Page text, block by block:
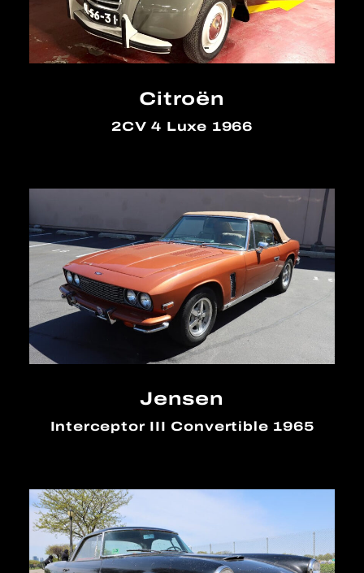
Citroën
2CV 4 Luxe 1966
Jensen
Interceptor III Convertible 1965